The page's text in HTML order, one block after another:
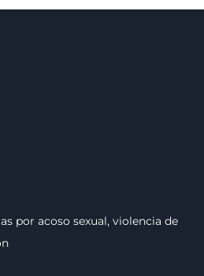
por acoso sexual, violencia de